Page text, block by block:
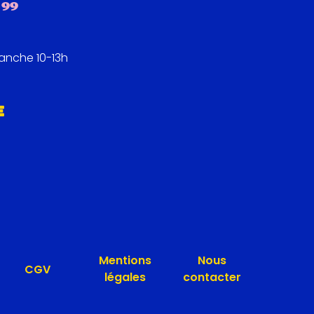
10-13h
CGV
Mentions
légales
Nous
contacter